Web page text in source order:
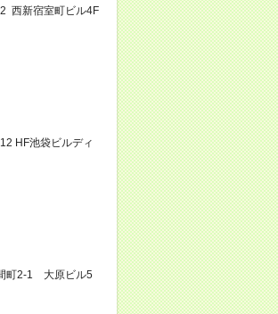
西新宿室町ビル4F
HF池袋ビルディ
町2-1 大原ビル5